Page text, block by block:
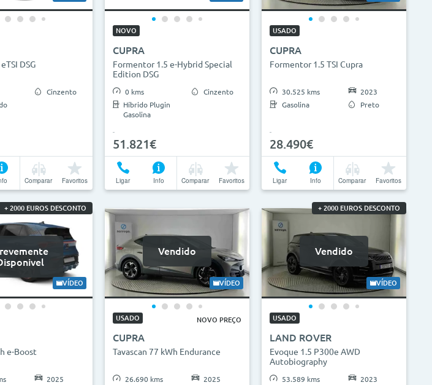
Atualizar Resultados
DSG
Cinzento
Comparar Favoritos
NOVO
CUPRA
Formentor 1.5 e-Hybrid Special
Edition DSG
0 kms
Híbrido Plugin
Gasolina
Cinzento
51.821€
Ligar Info Comparar Favoritos
USADO
CUPRA
Formentor 1.5 TSI Cupra
30.525 kms
Gasolina
2023
Preto
28.490€
Ligar Info Comparar Favoritos
+ 2000 EUROS DESCONTO
VÍDEO
e-Boost
2025
Vendido
VÍDEO
USADO NOVO PREÇO
CUPRA
Tavascan 77 kWh Endurance
26.690 kms
2025
+ 2000 EUROS DESCONTO
Vendido
VÍDEO
USADO
LAND ROVER
Evoque 1.5 P300e AWD
Autobiography
53.589 kms
2023